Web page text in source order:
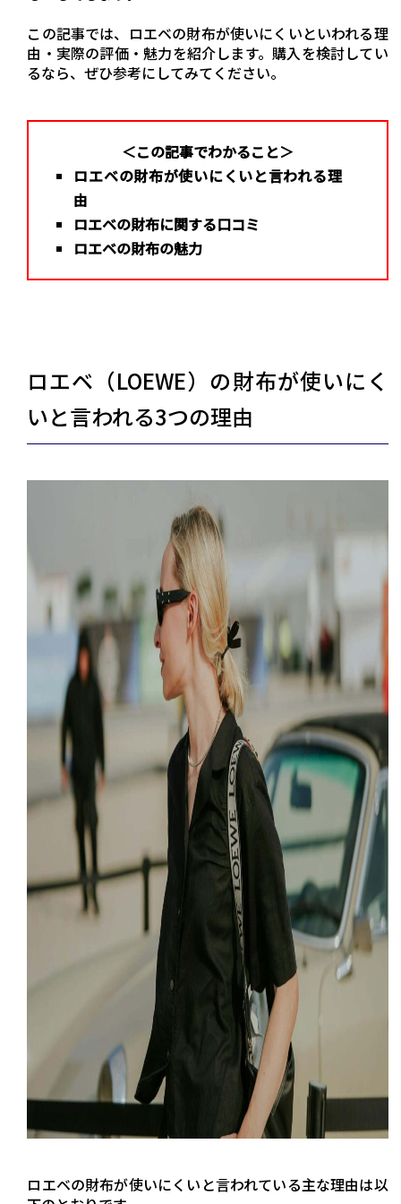
この記事では、ロエベの財布が使いにくいといわれる理
由・実際の評価・魅力を紹介します。購入を検討してい
るなら、ぜひ参考にしてみてください。
＜この記事でわかること＞
ロエベの財布が使いにくいと言われる理
由
ロエベの財布に関する口コミ
ロエベの財布の魅力
ロエベ（LOEWE）の財布が使いにく
いと言われる3つの理由
ロエベの財布が使いにくいと言われている主な理由は以